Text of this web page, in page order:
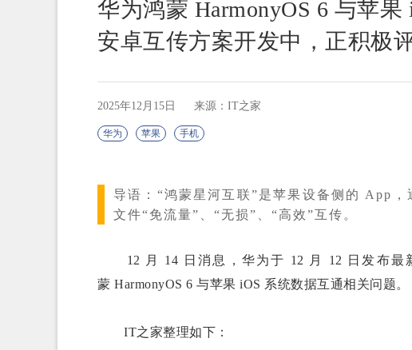
华为鸿蒙 HarmonyOS 6 与苹果
安卓互传方案开发中，正积极
2025年12月15日 来源：IT之家
华为 苹果 手机
导语： “鸿蒙星河互联”是苹果设备侧的 App
文件“免流量”、“无损”、“高效”互传。
12 月 14 日消息，华为于 12 月 12 日发布
蒙 HarmonyOS 6 与苹果 iOS 系统数据互通相关问题。
IT之家整理如下：